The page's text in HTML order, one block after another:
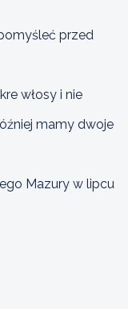
przed
włosy i nie
mamy dwoje
Mazury w lipcu